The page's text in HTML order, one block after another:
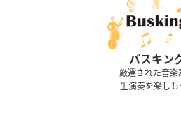
バスキン
厳選された音楽
生演奏を楽しも